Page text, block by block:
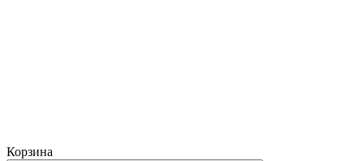
Корзина